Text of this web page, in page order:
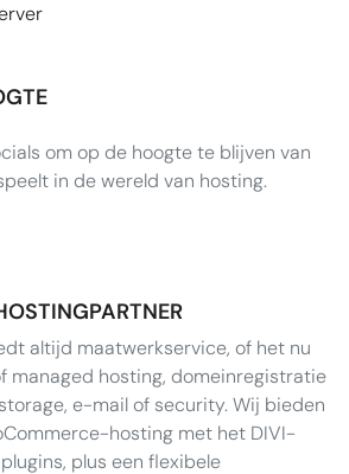
om op de hoogte te blijven van
in de wereld van hosting.
altijd maatwerkservice, of het nu
managed hosting, domeinregistratie
e-mail of security. Wij bieden
hosting met het DIVI-
plus een flexibele